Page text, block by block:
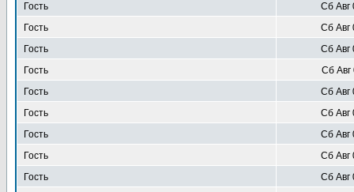
Гость
Сб Авг
Гость
Сб Авг
Гость
Сб Авг
Гость
Сб Авг
Гость
Сб Авг
Гость
Сб Авг
Гость
Сб Авг
Гость
Сб Авг
Гость
Сб Авг